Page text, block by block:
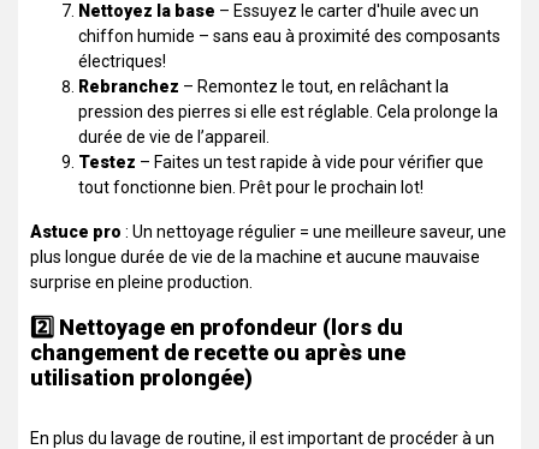
Nettoyez la base – Essuyez le carter d'huile avec un
chiffon humide – sans eau à proximité des composants
électriques!
Rebranchez – Remontez le tout, en relâchant la
pression des pierres si elle est réglable. Cela prolonge la
durée de vie de l’appareil.
Testez – Faites un test rapide à vide pour vérifier que
tout fonctionne bien. Prêt pour le prochain lot!
Astuce pro : Un nettoyage régulier = une meilleure saveur, une
plus longue durée de vie de la machine et aucune mauvaise
surprise en pleine production.
2️⃣ Nettoyage en profondeur (lors du
changement de recette ou après une
utilisation prolongée)
En plus du lavage de routine, il est important de procéder à un